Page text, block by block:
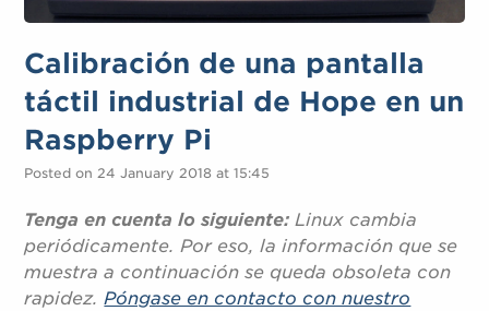
Calibración de una pantalla
táctil industrial de Hope en un
Raspberry Pi
Posted on 24 January 2018 at 15:45
Tenga en cuenta lo siguiente:Linux cambia
periódicamente. Por eso, la información que se
muestra a continuación se queda obsoleta con
rapidez.Póngase en contacto con nuestro